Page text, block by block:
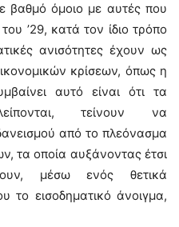
βαθμό όμοιο με αυτές που
’29, κατά τον ίδιο τρόπο
ανισότητες έχουν ως
κρίσεων, όπως η
αυτό είναι ότι τα
τείνουν να
από το πλεόνασμα
τα οποία αυξάνοντας έτσι
μέσω ενός θετικά
το εισοδηματικό άνοιγμα,